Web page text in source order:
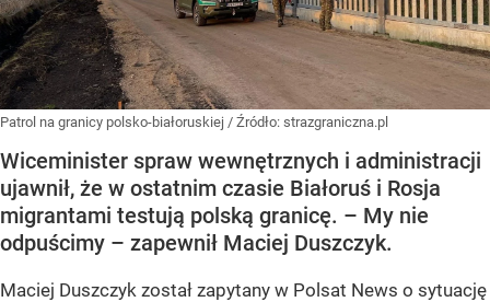
Patrol na granicy polsko-białoruskiej / Źródło: strazgraniczna.pl
Wiceminister spraw wewnętrznych i administracji
ujawnił, że w ostatnim czasie Białoruś i Rosja
migrantami testują polską granicę. – My nie
odpuścimy – zapewnił Maciej Duszczyk.
Maciej Duszczyk został zapytany w Polsat News o sytuację